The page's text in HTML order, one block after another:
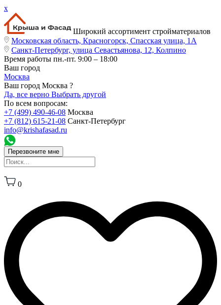
x
Широкий ассортимент стройматериалов
Московская область, Красногорск, Спасская улица, 1А
Санкт-Петербург, улица Севастьянова, 12, Колпино
Время работы пн.-пт. 9:00 – 18:00
Ваш город
Москва
Ваш город Москва ?
Да, все верно Выбрать другой
По всем вопросам:
+7 (499) 490-46-08 Москва
+7 (812) 615-21-08 Санкт-Петербург
info@krishafasad.ru
Перезвоните мне
0